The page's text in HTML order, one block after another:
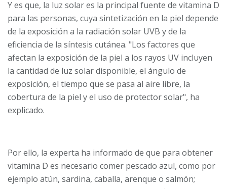
Y es que, la luz solar es la principal fuente de vitamina D
para las personas, cuya sintetización en la piel depende
de la exposición a la radiación solar UVB y de la
eficiencia de la síntesis cutánea. "Los factores que
afectan la exposición de la piel a los rayos UV incluyen
la cantidad de luz solar disponible, el ángulo de
exposición, el tiempo que se pasa al aire libre, la
cobertura de la piel y el uso de protector solar", ha
explicado.
Por ello, la experta ha informado de que para obtener
vitamina D es necesario comer pescado azul, como por
ejemplo atún, sardina, caballa, arenque o salmón;